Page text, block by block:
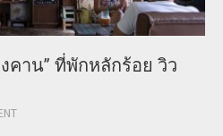
คาน” ที่พักหลักร้อย วิว